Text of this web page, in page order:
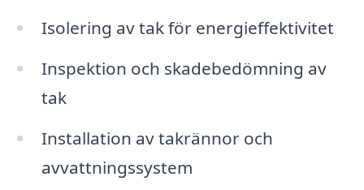
Isolering av tak för energieffektivitet
Inspektion och skadebedömning av
tak
Installation av takrännor och
avvattningssystem